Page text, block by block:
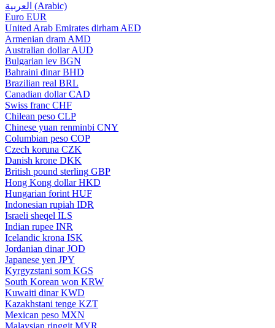
العربية (Arabic)
Euro EUR
United Arab Emirates dirham AED
Armenian dram AMD
Australian dollar AUD
Bulgarian lev BGN
Bahraini dinar BHD
Brazilian real BRL
Canadian dollar CAD
Swiss franc CHF
Chilean peso CLP
Chinese yuan renminbi CNY
Columbian peso COP
Czech koruna CZK
Danish krone DKK
British pound sterling GBP
Hong Kong dollar HKD
Hungarian forint HUF
Indonesian rupiah IDR
Israeli sheqel ILS
Indian rupee INR
Icelandic krona ISK
Jordanian dinar JOD
Japanese yen JPY
Kyrgyzstani som KGS
South Korean won KRW
Kuwaiti dinar KWD
Kazakhstani tenge KZT
Mexican peso MXN